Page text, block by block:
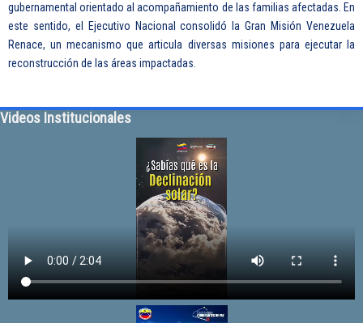
gubernamental orientado al acompañamiento de las familias afectadas. En
este sentido, el Ejecutivo Nacional consolidó la Gran Misión Venezuela
Renace, un mecanismo que articula diversas misiones para ejecutar la
reconstrucción de las áreas impactadas.
Videos Institucionales